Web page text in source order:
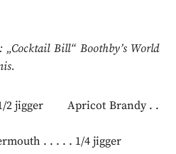
Bill“ Boothby’s World
1/2 jigger Apricot Brandy . .
. . . . . 1/4 jigger